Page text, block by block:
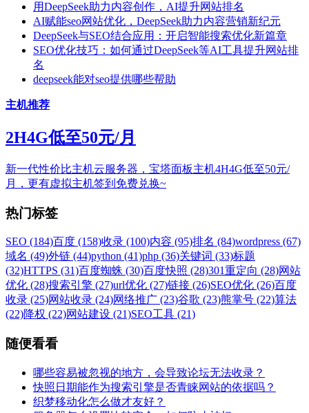
用DeepSeek助力内容创作，AI提升网站排名
AI赋能seo网站优化，DeepSeek助力内容营销新纪元
DeepSeek与SEO结合应用：开启智能搜索优化新篇章
SEO优化技巧：如何通过DeepSeek等AI工具提升网站排
名
deepseek能对seo提供哪些帮助
主机推荐
2H4G低至50元/月
新一代性价比主机云服务器，宝塔面板主机4H4G低至50元/
月，更有虚拟主机签到免费兑换~
热门标签
SEO (184)百度 (158)收录 (100)内容 (95)排名 (84)wordpress (67)
域名 (49)外链 (44)python (41)php (36)关键词 (33)标题
(32)HTTPS (31)百度蜘蛛 (30)百度快照 (28)301重定向 (28)网站
优化 (28)搜索引擎 (27)url优化 (27)链接 (26)SEO优化 (26)百度
收录 (25)网站收录 (24)网络推广 (23)谷歌 (23)熊掌号 (22)算法
(22)降权 (22)网站建设 (21)SEO工具 (21)
随便看看
哪些容易被忽视的地方，会导致论坛无法收录？
快照日期能作为搜索引擎是否青睐网站的依据吗？
织梦移动化怎么做才友好？